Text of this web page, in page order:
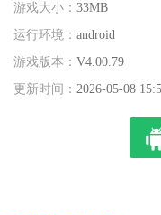
游戏大小： 33MB
运行环境： android
游戏版本： V4.00.79
更新时间： 2026-05-08